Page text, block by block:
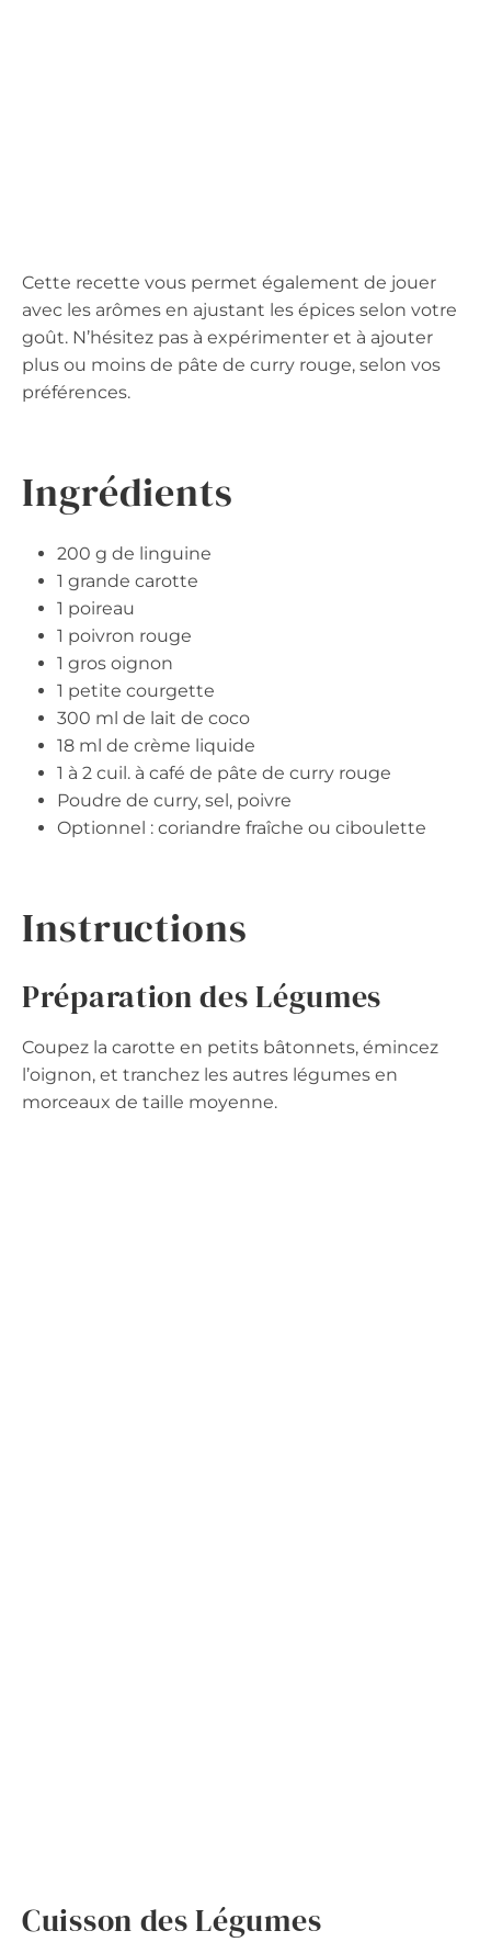
Cette recette vous permet également de jouer
avec les arômes en ajustant les épices selon votre
goût. N’hésitez pas à expérimenter et à ajouter
plus ou moins de pâte de curry rouge, selon vos
préférences.
Ingrédients
200 g de linguine
1 grande carotte
1 poireau
1 poivron rouge
1 gros oignon
1 petite courgette
300 ml de lait de coco
18 ml de crème liquide
1 à 2 cuil. à café de pâte de curry rouge
Poudre de curry, sel, poivre
Optionnel : coriandre fraîche ou ciboulette
Instructions
Préparation des Légumes
Coupez la carotte en petits bâtonnets, émincez
l’oignon, et tranchez les autres légumes en
morceaux de taille moyenne.
Cuisson des Légumes